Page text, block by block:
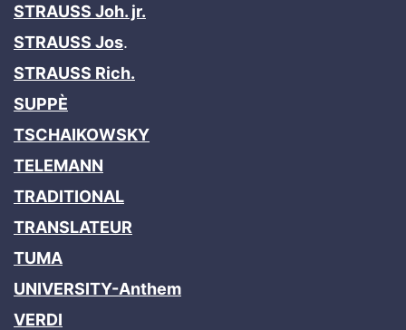
STRAUSS Joh. jr.
STRAUSS Jos.
STRAUSS Rich.
SUPPÈ
TSCHAIKOWSKY
TELEMANN
TRADITIONAL
TRANSLATEUR
TUMA
UNIVERSITY-Anthem
VERDI